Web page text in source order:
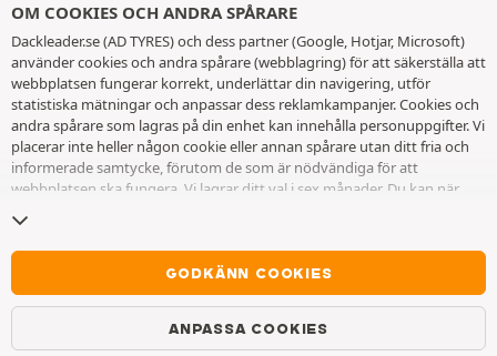
OM COOKIES OCH ANDRA SPÅRARE
Dackleader.se (AD TYRES) och dess partner (Google, Hotjar, Microsoft)
använder cookies och andra spårare (webblagring) för att säkerställa att
webbplatsen fungerar korrekt, underlättar din navigering, utför
statistiska mätningar och anpassar dess reklamkampanjer. Cookies och
andra spårare som lagras på din enhet kan innehålla personuppgifter. Vi
placerar inte heller någon cookie eller annan spårare utan ditt fria och
informerade samtycke, förutom de som är nödvändiga för att
webbplatsen ska fungera. Vi lagrar ditt val i sex månader. Du kan när
andra spårare
cookies eller andra spårare. Vägran hindrar inte tillgång till tjänsterna
AD TYRES. För ytterligare information hänvisar vi till
och andra spårare.
GODKÄNN COOKIES
ANPASSA COOKIES